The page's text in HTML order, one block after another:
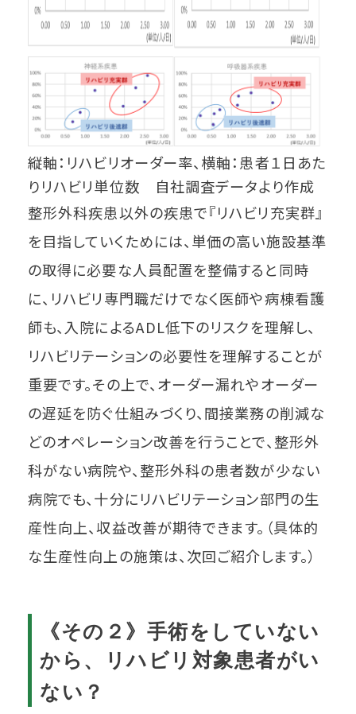
縦軸：リハビリオーダー率、横軸：患者１日あた
りリハビリ単位数 自社調査データより作成
整形外科疾患以外の疾患で『リハビリ充実群』
を目指していくためには、単価の高い施設基準
の取得に必要な人員配置を整備すると同時
に、リハビリ専門職だけでなく医師や病棟看護
師も、入院によるADL低下のリスクを理解し、
リハビリテーションの必要性を理解することが
重要です。その上で、オーダー漏れやオーダー
の遅延を防ぐ仕組みづくり、間接業務の削減な
どのオペレーション改善を行うことで、整形外
科がない病院や、整形外科の患者数が少ない
病院でも、十分にリハビリテーション部門の生
産性向上、収益改善が期待できます。（具体的
な生産性向上の施策は、次回ご紹介します。）
《その２》手術をしていない
から、リハビリ対象患者がい
ない？